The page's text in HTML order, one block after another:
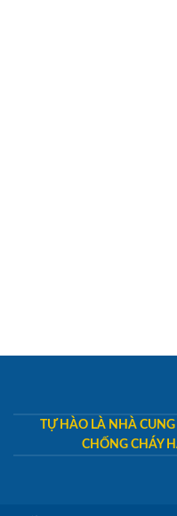
TỰ HÀO LÀ NHÀ
CHỐNG CHÁY